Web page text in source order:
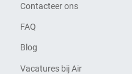
Contacteer ons
FAQ
Blog
Vacatures bij Air